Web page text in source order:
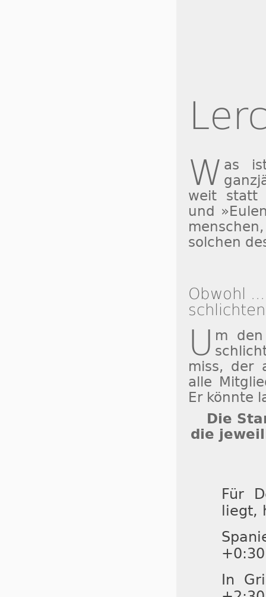
W as
weit statt
und
sol­chen
Obwohl
U m
miss, der
alle
Er könnte
Die
die
Für
liegt,
In